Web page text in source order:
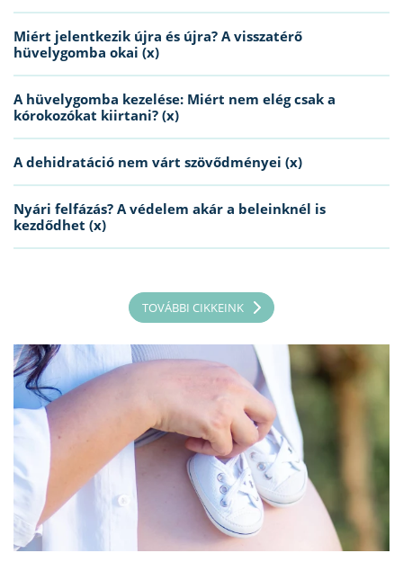
Miért jelentkezik újra és újra? A visszatérő
hüvelygomba okai (x)
A hüvelygomba kezelése: Miért nem elég csak a
kórokozókat kiirtani? (x)
A dehidratáció nem várt szövődményei (x)
Nyári felfázás? A védelem akár a beleinknél is
kezdődhet (x)
TOVÁBBI CIKKEINK